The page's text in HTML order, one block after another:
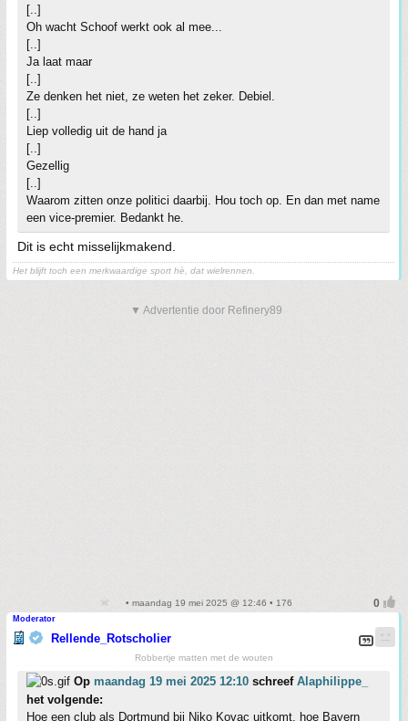
[..]
Oh wacht Schoof werkt ook al mee...
[..]
Ja laat maar
[..]
Ze denken het niet, ze weten het zeker. Debiel.
[..]
Liep volledig uit de hand ja
[..]
Gezellig
[..]
Waarom zitten onze politici daarbij. Hou toch op. En dan met name
een vice-premier. Bedankt he.
Dit is echt misselijkmakend.
Het blijft toch een merkwaardige sport hè, dat wielrennen.
▼ Advertentie door Refinery89
• maandag 19 mei 2025 @ 12:46 • 176
Moderator
Rellende_Rotscholier
Robbertje matten met de wouten
Op maandag 19 mei 2025 12:10 schreef Alaphilippe_
het volgende:
Hoe een club als Dortmund bij Niko Kovac uitkomt, hoe Bayern